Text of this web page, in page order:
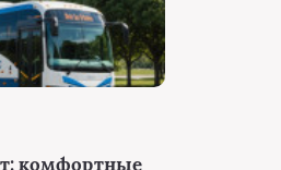
комфортные